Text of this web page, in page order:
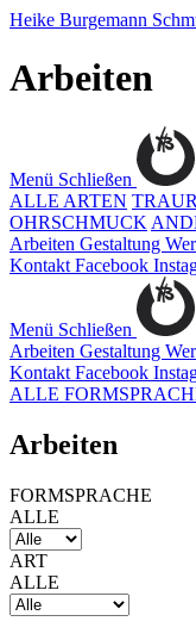
Heike Burgemann
Arbeiten
Menü Schließen
ALLE ARTEN
OHRSCHMUCK
Arbeiten Gestaltung
Kontakt Facebook
Menü Schließen
Arbeiten Gestaltung
Kontakt Facebook
ALLE
Arbeiten
FORMSPRACHE
ALLE
ART
ALLE